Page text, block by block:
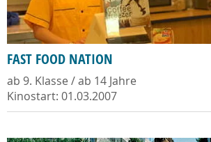
FAST FOOD NATION
ab 9. Klasse / ab 14 Jahre
Kinostart: 01.03.2007